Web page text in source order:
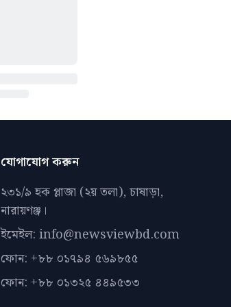
যোগাযোগ করুন
২৩১/৯ হক প্লাজা (২য় তলা), চাষাড়া,
নারায়ণঞ্জ।
ইমেইল: info@newsviewbd.com
ফোন: +৮৮ ০১৭৯৪ ৫৬৯৮৫৫
ফোন: +৮৮ ০১৩২৫ ৪৪৯৫৩৩